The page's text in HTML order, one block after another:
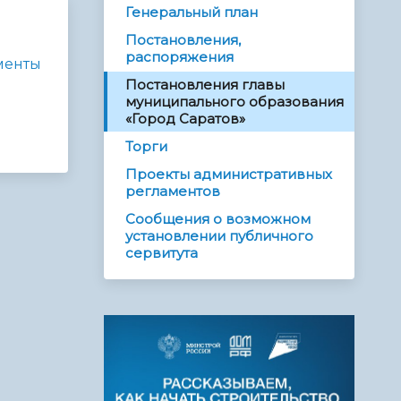
Генеральный план
Постановления,
распоряжения
Постановления главы
муниципального образования
«Город Саратов»
Торги
Проекты административных
регламентов
Сообщения о возможном
установлении публичного
сервитута